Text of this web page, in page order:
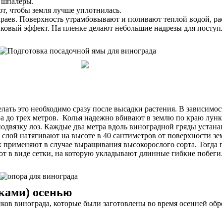
чтобы земля лучше уплотнилась.
Поверхность утрамбовывают и поливают теплой водой,
эффект. На пленке делают небольшие надрезы для
это необходимо сразу после высадки растения. В
до трех метров. Колья надежно вбивают в землю по краю
лоз. Каждые два метра вдоль виноградной гряды
натягивают на высоте в 40 сантиметров от
в случае выращивания высокорослого сорта.
виде сетки, на которую укладывают длинные гибкие
осенью
винограда, которые были заготовлены во время осенней